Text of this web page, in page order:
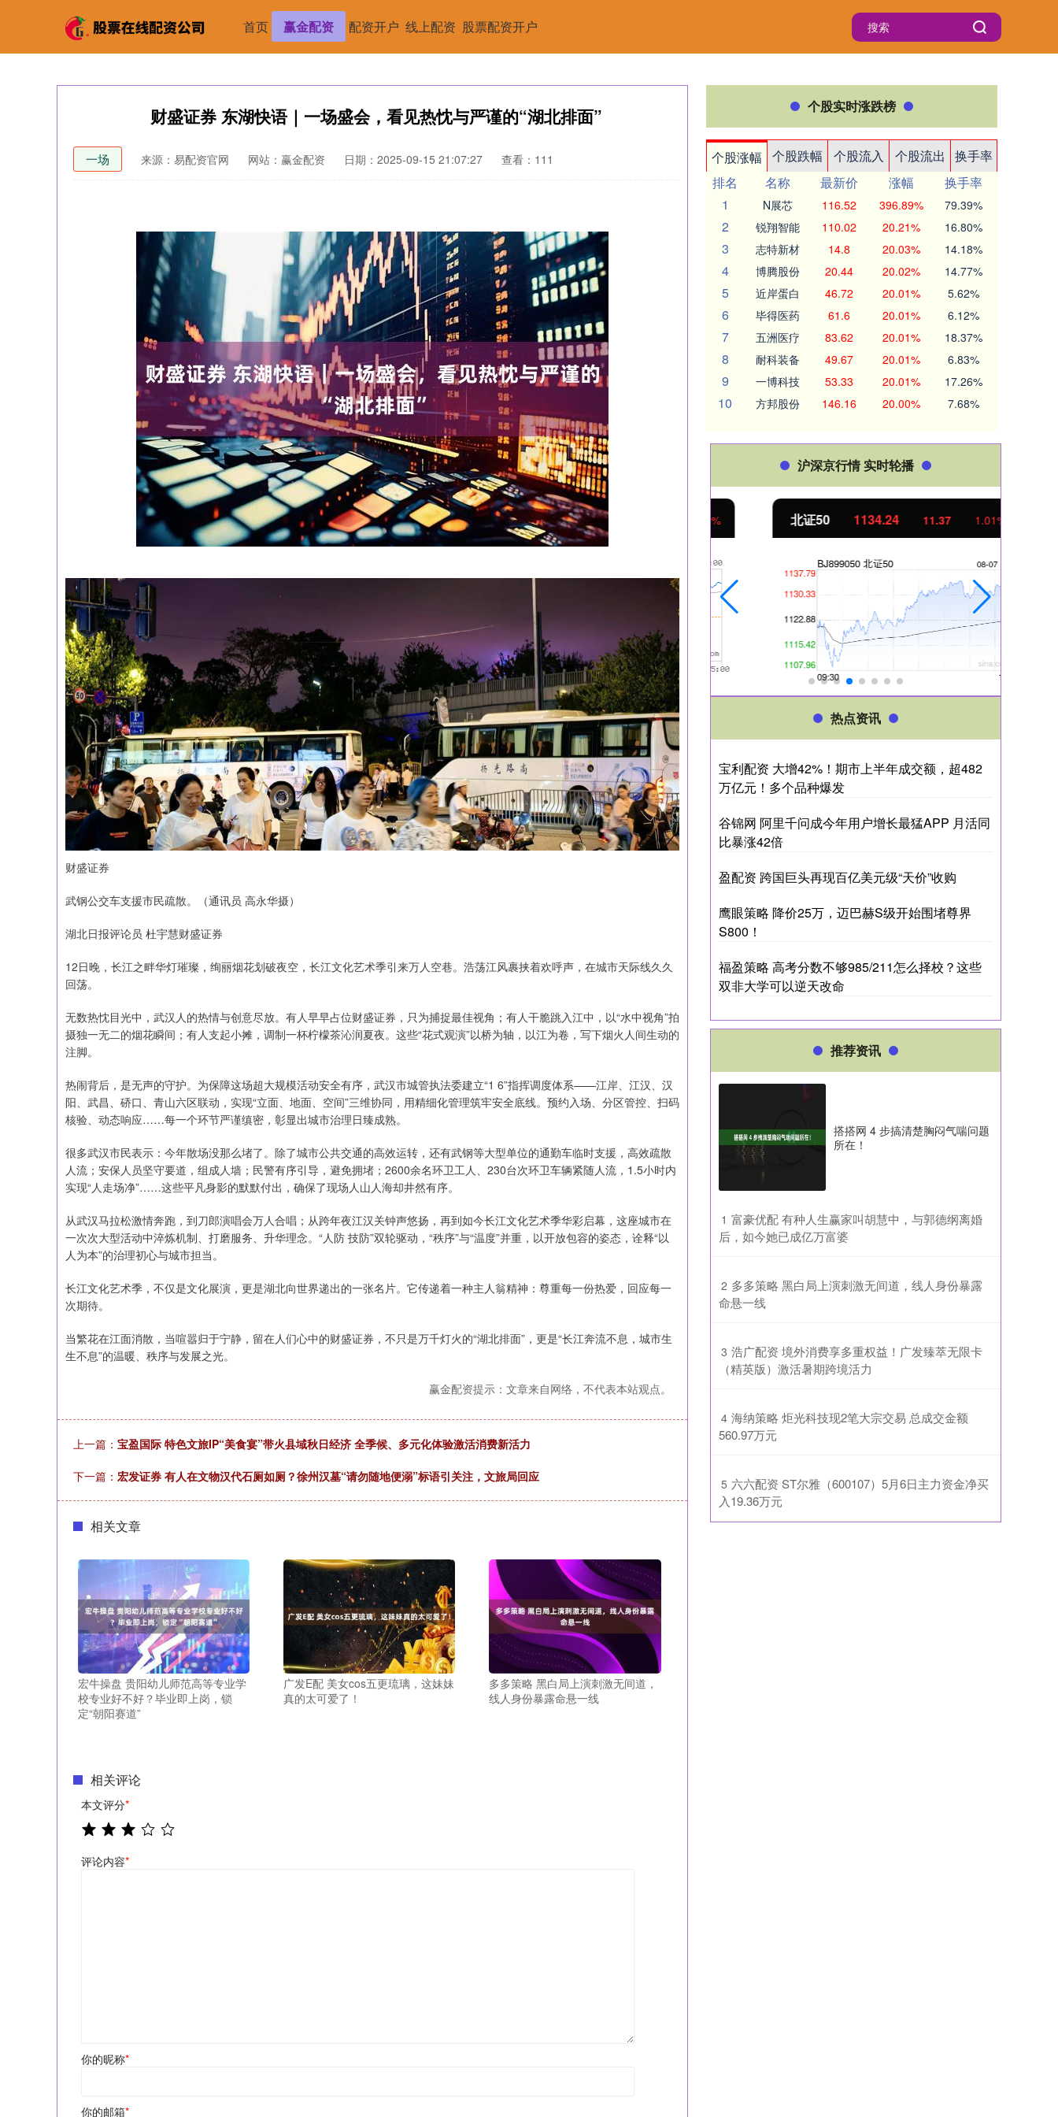
首页 赢金配资 配资开户 线上配资 股票配资开户
财盛证券 东湖快语｜一场盛会，看见热忱与严谨的“湖北排面”
一场 来源：易配资官网 网站：赢金配资 日期：2025-09-15 21:07:27 查看：111
财盛证券
武钢公交车支援市民疏散。（通讯员 高永华摄）
湖北日报评论员 杜宇慧财盛证券
12日晚，长江之畔华灯璀璨，绚丽烟花划破夜空，长江文化艺术季引来万人空巷。浩荡江风裹挟着欢呼声，在城市天际线久久
回荡。
无数热忱目光中，武汉人的热情与创意尽放。有人早早占位财盛证券，只为捕捉最佳视角；有人干脆跳入江中，以“水中视角”拍
摄独一无二的烟花瞬间；有人支起小摊，调制一杯柠檬茶沁润夏夜。这些“花式观演”以桥为轴，以江为卷，写下烟火人间生动的
注脚。
热闹背后，是无声的守护。为保障这场超大规模活动安全有序，武汉市城管执法委建立“1 6”指挥调度体系——江岸、江汉、汉
阳、武昌、硚口、青山六区联动，实现“立面、地面、空间”三维协同，用精细化管理筑牢安全底线。预约入场、分区管控、扫码
核验、动态响应……每一个环节严谨缜密，彰显出城市治理日臻成熟。
很多武汉市民表示：今年散场没那么堵了。除了城市公共交通的高效运转，还有武钢等大型单位的通勤车临时支援，高效疏散
人流；安保人员坚守要道，组成人墙；民警有序引导，避免拥堵；2600余名环卫工人、230台次环卫车辆紧随人流，1.5小时内
实现“人走场净”……这些平凡身影的默默付出，确保了现场人山人海却井然有序。
从武汉马拉松激情奔跑，到刀郎演唱会万人合唱；从跨年夜江汉关钟声悠扬，再到如今长江文化艺术季华彩启幕，这座城市在
一次次大型活动中淬炼机制、打磨服务、升华理念。“人防 技防”双轮驱动，“秩序”与“温度”并重，以开放包容的姿态，诠释“以
人为本”的治理初心与城市担当。
长江文化艺术季，不仅是文化展演，更是湖北向世界递出的一张名片。它传递着一种主人翁精神：尊重每一份热爱，回应每一
次期待。
当繁花在江面消散，当喧嚣归于宁静，留在人们心中的财盛证券，不只是万千灯火的“湖北排面”，更是“长江奔流不息，城市生
生不息”的温暖、秩序与发展之光。
赢金配资提示：文章来自网络，不代表本站观点。
上一篇： 宝盈国际 特色文旅IP“美食宴”带火县域秋日经济 全季候、多元化体验激活消费新活力
下一篇： 宏发证券 有人在文物汉代石厕如厕？徐州汉墓“请勿随地便溺”标语引关注，文旅局回应
相关文章
宏牛操盘 贵阳幼儿师范高等专业学
校专业好不好？毕业即上岗，锁
定“朝阳赛道”
广发E配 美女cos五更琉璃，这妹妹
真的太可爱了！
多多策略 黑白局上演刺激无间道，
线人身份暴露命悬一线
相关评论
本文评分*
评论内容*
你的昵称*
你的邮箱*
个股实时涨跌榜
个股涨幅 个股跌幅 个股流入 个股流出
换手率
排名
名称 最新价 涨幅
换手率
1
N展芯 116.52 396.89% 79.39%
2 锐翔智能 110.02 20.21% 16.80%
3 志特新材 14.8 20.03% 14.18%
4 博腾股份 20.44 20.02% 14.77%
5 近岸蛋白 46.72 20.01% 5.62%
6 毕得医药 61.6 20.01% 6.12%
7 五洲医疗 83.62 20.01% 18.37%
8 耐科装备 49.67 20.01% 6.83%
9 一博科技 53.33 20.01% 17.26%
10 方邦股份 146.16 20.00% 7.68%
沪深京行情 实时轮播
深证成指 14311.01 200.89 1.42% 沪深300 4694.44 43.13 1134.24 11.37 1.01%
热点资讯
宝利配资 大增42%！期市上半年成交额，超482
万亿元！多个品种爆发
谷锦网 阿里千问成今年用户增长最猛APP 月活同
比暴涨42倍
盈配资 跨国巨头再现百亿美元级“天价”收购
鹰眼策略 降价25万，迈巴赫S级开始围堵尊界
S800！
福盈策略 高考分数不够985/211怎么择校？这些
双非大学可以逆天改命
推荐资讯
搭搭网 4 步搞清楚胸闷气喘问题
所在！
1 ​富豪优配 有种人生赢家叫胡慧中，与郭德纲离婚
后，如今她已成亿万富婆
2 ​多多策略 黑白局上演刺激无间道，线人身份暴露
命悬一线
3 ​浩广配资 境外消费享多重权益！广发臻萃无限卡
（精英版）激活暑期跨境活力
4 ​海纳策略 炬光科技现2笔大宗交易 总成交金额
560.97万元
5 ​六六配资 ST尔雅（600107）5月6日主力资金净买
入19.36万元